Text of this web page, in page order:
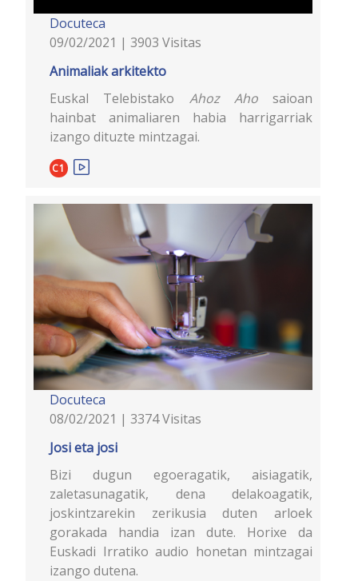
Docuteca
09/02/2021 | 3903 Visitas
Animaliak arkitekto
Euskal Telebistako Ahoz Ahosaioan
hainbat animaliaren habia harrigarriak
izango dituzte mintzagai.
C1
Docuteca
08/02/2021 | 3374 Visitas
Josi eta josi
Bizi dugun egoeragatik, aisiagatik,
zaletasunagatik, dena delakoagatik,
joskintzarekin zerikusia duten arloek
gorakada handia izan dute. Horixe da
Euskadi Irratiko audio honetan mintzagai
izango dutena.